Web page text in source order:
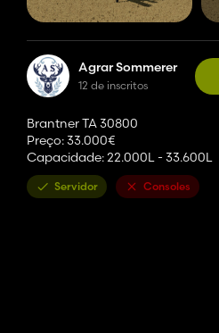
Agrar Sommerer
12 de inscritos
Brantner TA 30800
Preço: 33.000€
Capacidade: 22.000L - 33.600L
Servidor Consoles